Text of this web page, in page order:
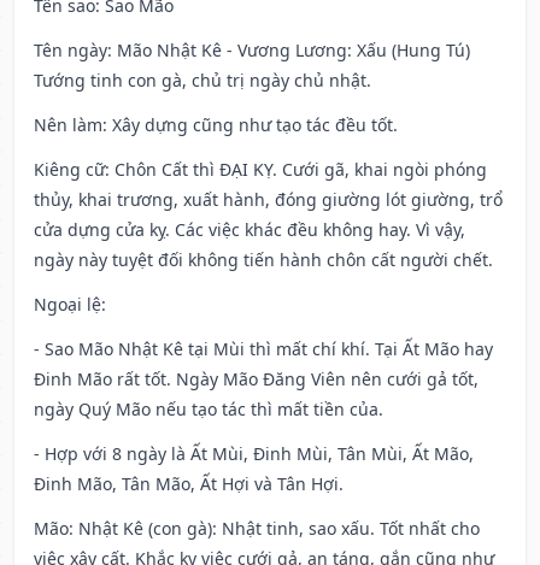
Tên sao: Sao Mão
Tên ngày: Mão Nhật Kê - Vương Lương: Xấu (Hung Tú)
Tướng tinh con gà, chủ trị ngày chủ nhật.
Nên làm: Xây dựng cũng như tạo tác đều tốt.
Kiêng cữ: Chôn Cất thì ĐẠI KỴ. Cưới gã, khai ngòi phóng
thủy, khai trương, xuất hành, đóng giường lót giường, trổ
cửa dựng cửa kỵ. Các việc khác đều không hay. Vì vậy,
ngày này tuyệt đối không tiến hành chôn cất người chết.
Ngoại lệ:
- Sao Mão Nhật Kê tại Mùi thì mất chí khí. Tại Ất Mão hay
Đinh Mão rất tốt. Ngày Mão Đăng Viên nên cưới gả tốt,
ngày Quý Mão nếu tạo tác thì mất tiền của.
- Hợp với 8 ngày là Ất Mùi, Đinh Mùi, Tân Mùi, Ất Mão,
Đinh Mão, Tân Mão, Ất Hợi và Tân Hợi.
Mão: Nhật Kê (con gà): Nhật tinh, sao xấu. Tốt nhất cho
việc xây cất. Khắc kỵ việc cưới gả, an táng, gắn cũng như